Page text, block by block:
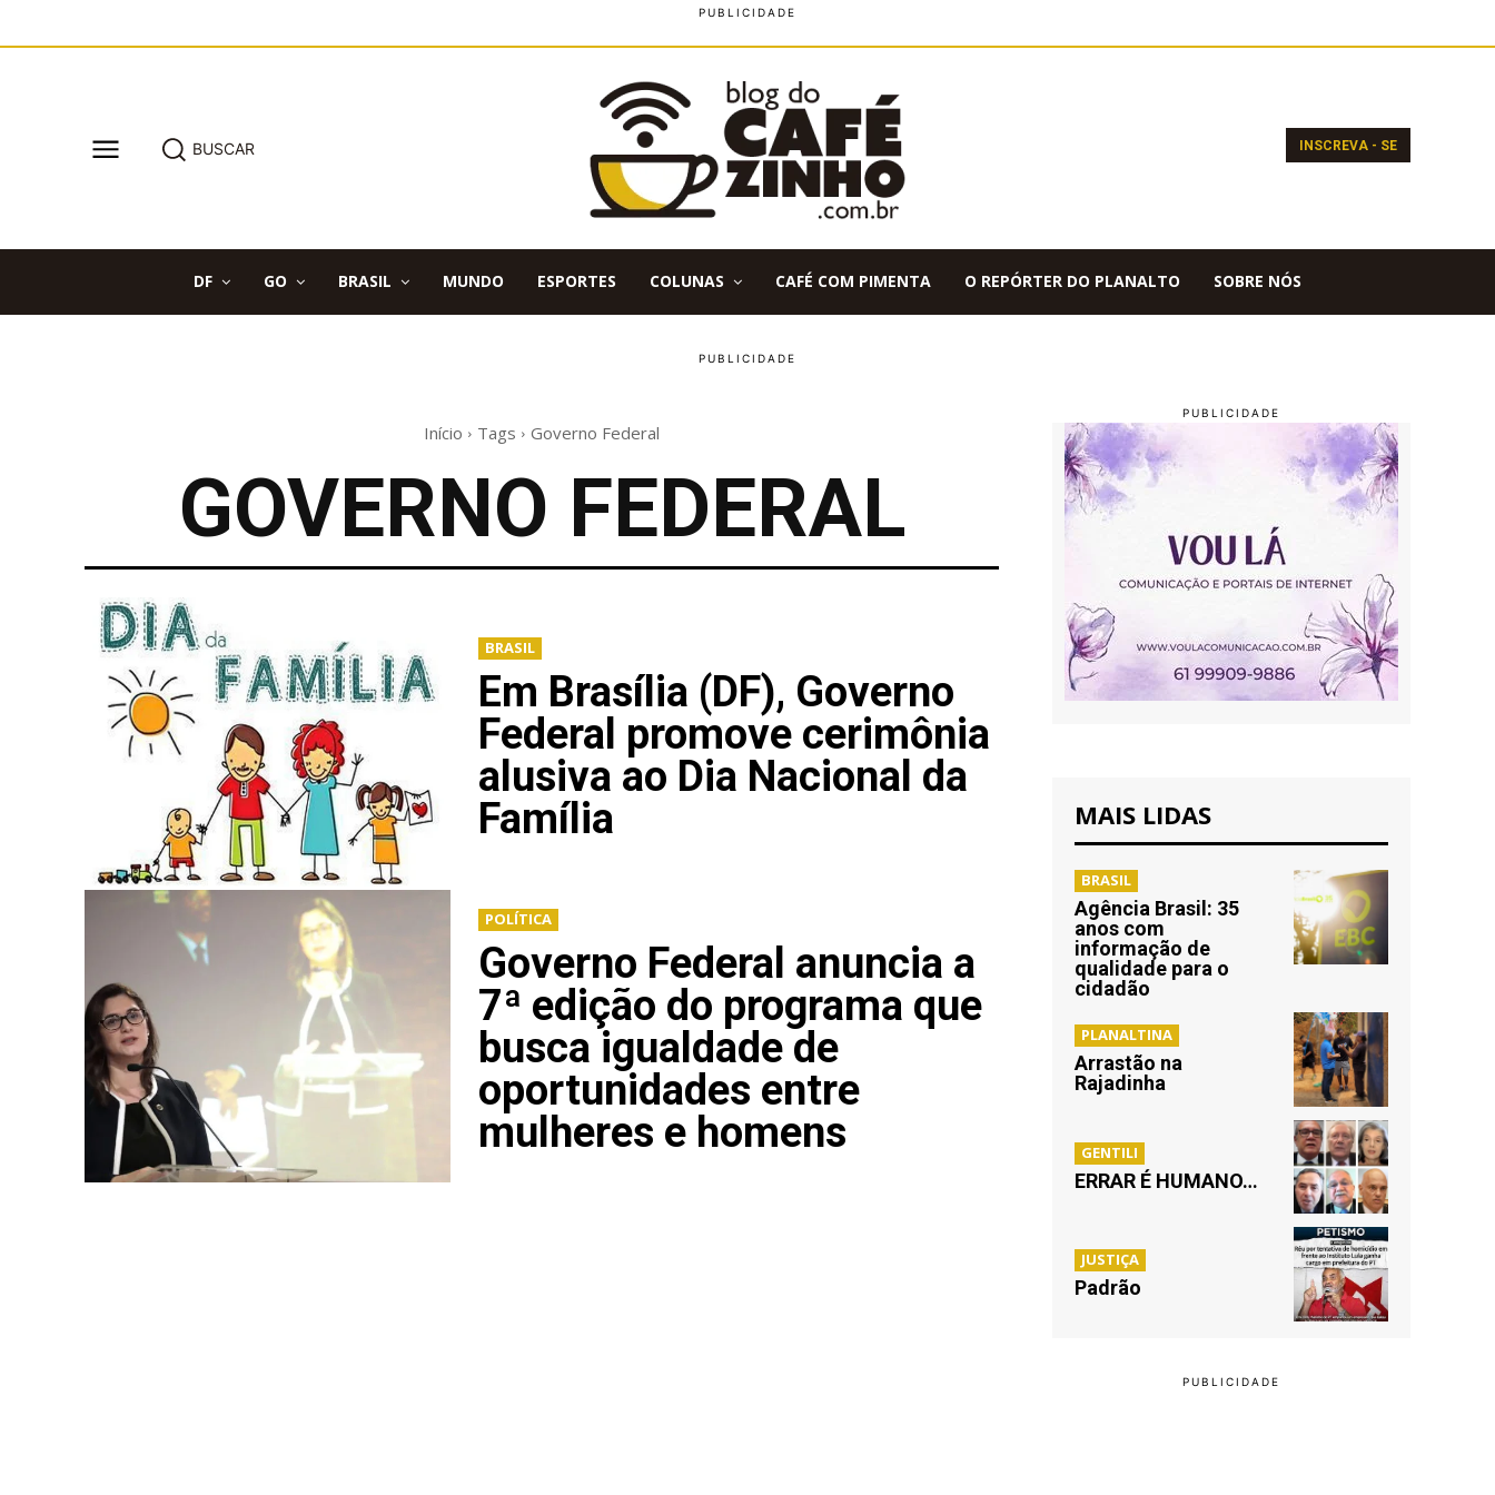
BUSCAR INSCREVA - SE
DF GO BRASIL MUNDO ESPORTES COLUNAS CAFÉ COM PIMENTA O REPÓRTER DO PLANALTO SOBRE NÓS
Início Tags Governo Federal
GOVERNO FEDERAL
BRASIL
Em Brasília (DF), Governo
Federal promove cerimônia
alusiva ao Dia Nacional da
Família
POLÍTICA
Governo Federal anuncia a
7ª edição do programa que
busca igualdade de
oportunidades entre
mulheres e homens
MAIS LIDAS
BRASIL
Agência Brasil: 35
anos com
informação de
qualidade para o
cidadão
PLANALTINA
Arrastão na
Rajadinha
GENTILI
ERRAR É HUMANO…
JUSTIÇA
Padrão